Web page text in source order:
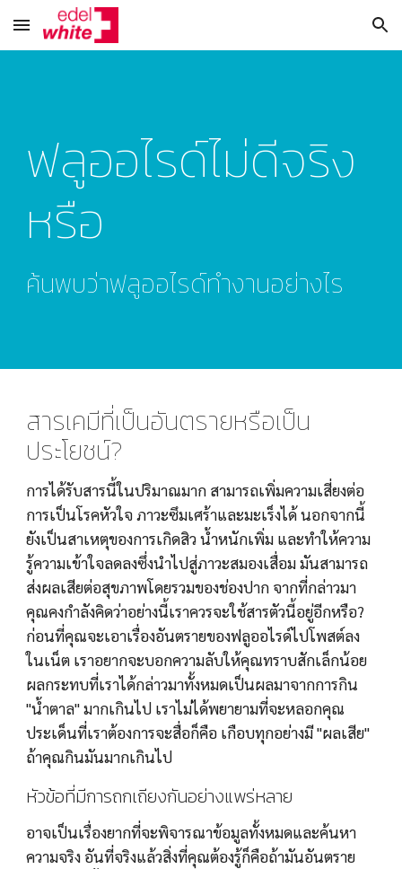
Skip to main content Skip to navigation
ฟลูออไรด์ไม่ดีจริง
หรือ
ค้นพบว่าฟลูออไรด์ทำงานอย่างไร
สารเคมีที่เป็นอันตรายหรือเป็น
ประโยชน์?
การได้รับสารนี้ในปริมาณมาก สามารถเพิ่มความเสี่ยงต่อ
การเป็นโรคหัวใจ ภาวะซึมเศร้าและมะเร็งได้ นอกจากนี้
ยังเป็นสาเหตุของการเกิดสิว น้ำหนักเพิ่ม และทำให้ความ
รู้ความเข้าใจลดลงซึ่งนำไปสู่ภาวะสมองเสื่อม มันสามารถ
ส่งผลเสียต่อสุขภาพโดยรวมของช่องปาก จากที่กล่าวมา
คุณคงกำลังคิดว่าอย่างนี้เราควรจะใช้สารตัวนี้อยู่อีกหรือ?
ก่อนที่คุณจะเอาเรื่องอันตรายของฟลูออไรด์ไปโพสต์ลง
ในเน็ต เราอยากจะบอกความลับให้คุณทราบสักเล็กน้อย
ผลกระทบที่เราได้กล่าวมาทั้งหมดเป็นผลมาจากการกิน
"น้ำตาล" มากเกินไป เราไม่ได้พยายามที่จะหลอกคุณ
ประเด็นที่เราต้องการจะสื่อก็คือ เกือบทุกอย่างมี "ผลเสีย"
ถ้าคุณกินมันมากเกินไป
หัวข้อที่มีการถกเถียงกันอย่างแพร่หลาย
อาจเป็นเรื่องยากที่จะพิจารณาข้อมูลทั้งหมดและค้นหา
ความจริง อันที่จริงแล้วสิ่งที่คุณต้องรู้ก็คือถ้ามันอันตราย